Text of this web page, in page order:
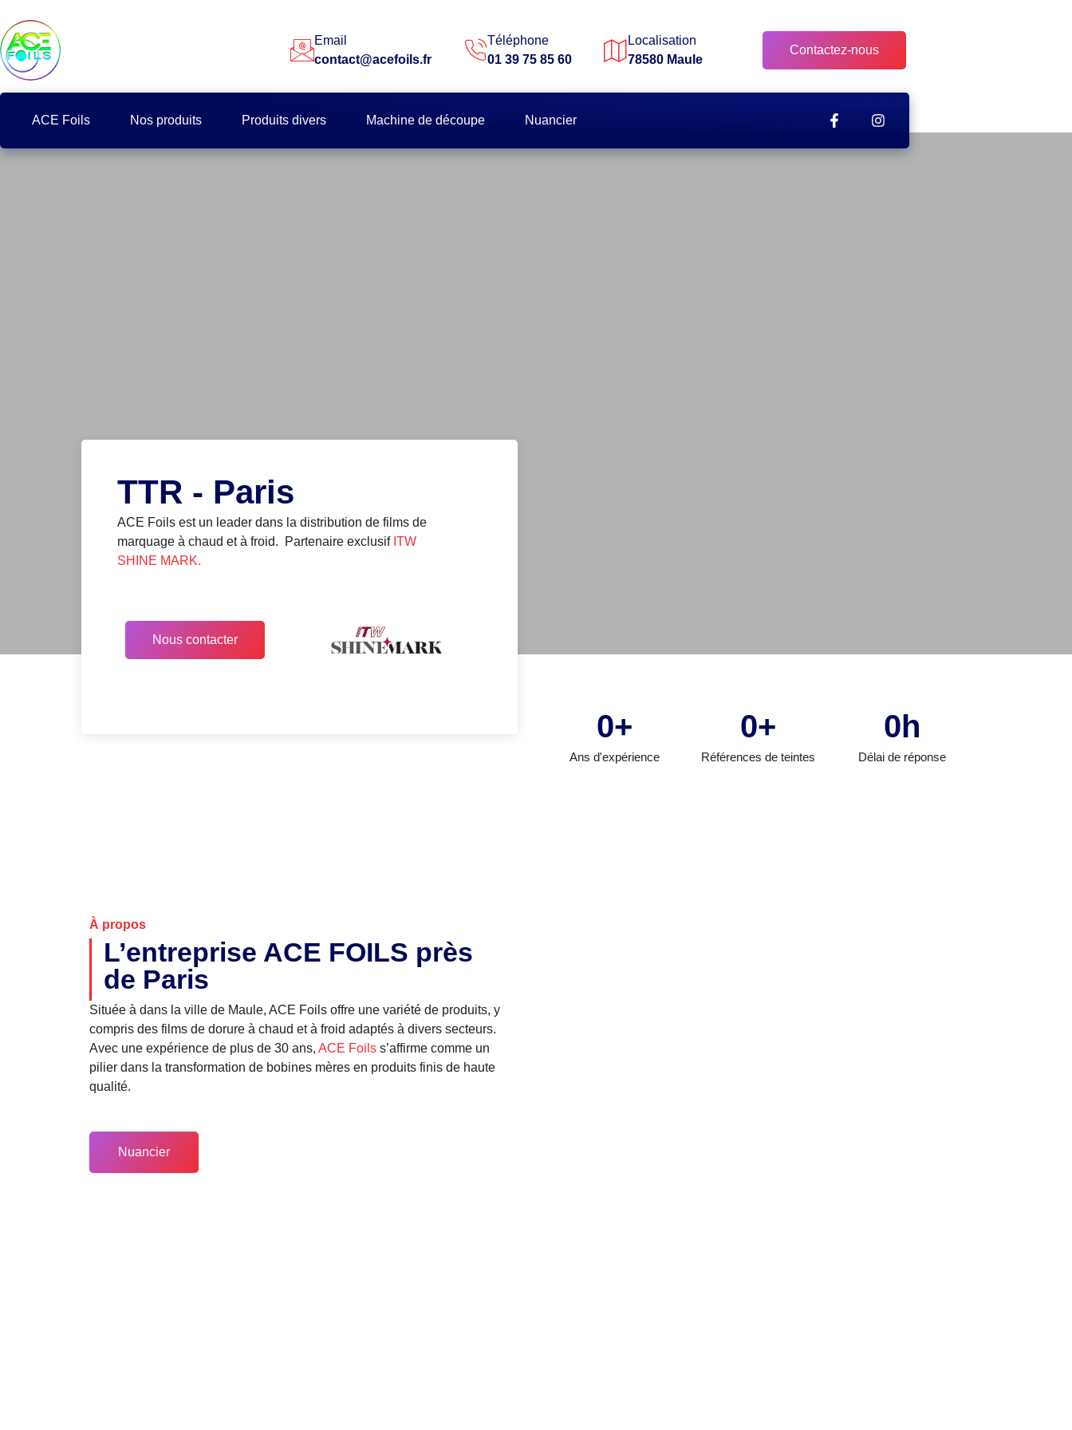
principal
Email
contact@acefoils.fr
Téléphone
01 39 75 85 60
Localisation
78580 Maule
Contactez-nous
ACE Foils Nos produits Produits divers Machine de découpe Nuancier
TTR - Paris
ACE Foils est un leader dans la distribution de films de
marquage à chaud et à froid. Partenaire exclusif ITW
SHINE MARK.
Nous contacter
Ans d'expérience
0+
Références de teintes
0+
Délai de réponse
0 h
À propos
L’entreprise ACE FOILS près
de Paris
Située à dans la ville de Maule, ACE Foils offre une variété de produits, y
compris des films de dorure à chaud et à froid adaptés à divers secteurs.
Avec une expérience de plus de 30 ans, ACE Foils s’affirme comme un
pilier dans la transformation de bobines mères en produits finis de haute
qualité.
Nuancier